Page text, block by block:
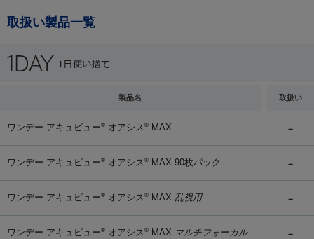
取扱い製品一覧
製品名 取扱い
ワンデー アキュビュー® オアシス ® MAX
ワンデー アキュビュー® オアシス ® MAX 90枚パック
ワンデー アキュビュー® オアシス ® MAX 乱視用
ワンデー アキュビュー® オアシス ® MAX マルチフォーカル